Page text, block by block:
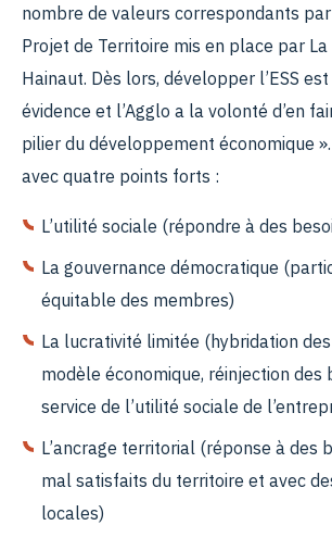
nombre de valeurs correspondants
Projet de Territoire mis en place par La
Hainaut. Dès lors, développer l’ESS
évidence et l’Agglo a la volonté d’en
pilier du développement économique ».
avec quatre points forts :
L’utilité sociale (répondre à des
La gouvernance démocratique
équitable des membres)
La lucrativité limitée (hybridation
modèle économique, réinjection des
service de l’utilité sociale de
L’ancrage territorial (réponse à des
mal satisfaits du territoire et avec
locales)